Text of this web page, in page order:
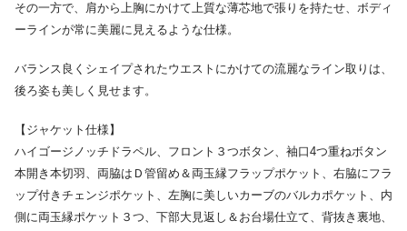
その一方で、肩から上胸にかけて上質な薄芯地で張りを持たせ、ボディ
ーラインが常に美麗に見えるような仕様。
バランス良くシェイプされたウエストにかけての流麗なライン取りは、
後ろ姿も美しく見せます。
【ジャケット仕様】
ハイゴージノッチドラペル、フロント３つボタン、袖口4つ重ねボタン
本開き本切羽、両脇はＤ管留め＆両玉縁フラップポケット、右脇にフラ
ップ付きチェンジポケット、左胸に美しいカーブのバルカポケット、内
側に両玉縁ポケット３つ、下部大見返し＆お台場仕立て、背抜き裏地、